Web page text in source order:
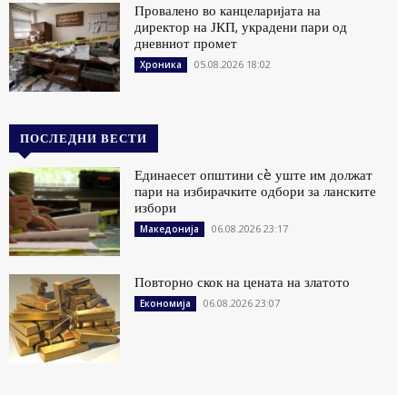
Провалено во канцеларијата на
директор на ЈКП, украдени пари од
дневниот промет
Хроника 05.08.2026 18:02
ПОСЛЕДНИ ВЕСТИ
Единаесет општини сè уште им должат
пари на избирачките одбори за ланските
избори
Македонија 06.08.2026 23:17
Повторно скок на цената на златото
Економија 06.08.2026 23:07